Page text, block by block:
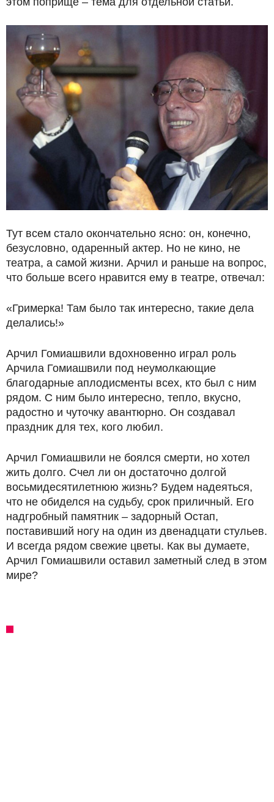
Тут всем стало окончательно ясно: он, конечно,
безусловно, одаренный актер. Но не кино, не
театра, а самой жизни. Арчил и раньше на вопрос,
что больше всего нравится ему в театре, отвечал:
«Гримерка! Там было так интересно, такие дела
делались!»
Арчил Гомиашвили вдохновенно играл роль
Арчила Гомиашвили под неумолкающие
благодарные аплодисменты всех, кто был с ним
рядом. С ним было интересно, тепло, вкусно,
радостно и чуточку авантюрно. Он создавал
праздник для тех, кого любил.
Арчил Гомиашвили не боялся смерти, но хотел
жить долго. Счел ли он достаточно долгой
восьмидесятилетнюю жизнь? Будем надеяться,
что не обиделся на судьбу, срок приличный. Его
надгробный памятник – задорный Остап,
поставивший ногу на один из двенадцати стульев.
И всегда рядом свежие цветы. Как вы думаете,
Арчил Гомиашвили оставил заметный след в этом
мире?